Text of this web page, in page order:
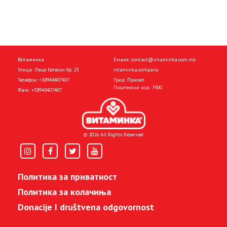
Витаминка
Улица: Леце Котески бр. 23
Телефон: +38948407407
Факс: +38948407407
Емаил: contact@vitaminka.com.mk
vitaminka.company
Град: Прилеп
Поштенски код: 7500
© 2026 All Rights Reserved
Политика за приватност
Политика за колачиња
Donacije I društvena odgovornost